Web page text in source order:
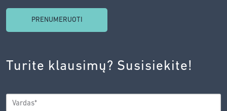
SUTINKU
AGENTŪROS
PRIVATUMO
POLITIKA.*
Turite klausimų? Susisiekite!
VARDAS*